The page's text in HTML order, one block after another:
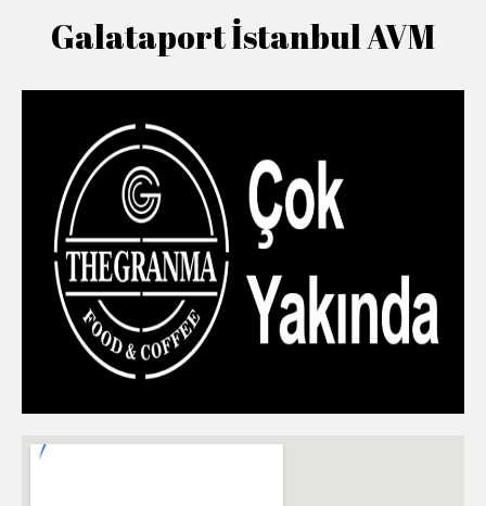
Galataport İstanbul AVM